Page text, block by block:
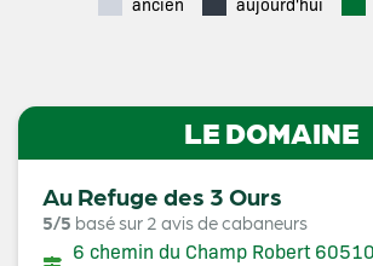
LE DOMAINE
Au Refuge des 3 Ours
5/5 basé sur 2 avis de cabaneurs
6 chemin du Champ Robert 60510